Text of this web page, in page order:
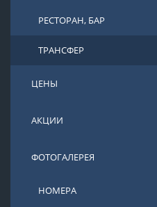
РЕСТОРАН, БАР
ТРАНСФЕР
ЦЕНЫ
АКЦИИ
ФОТОГАЛЕРЕЯ
НОМЕРА